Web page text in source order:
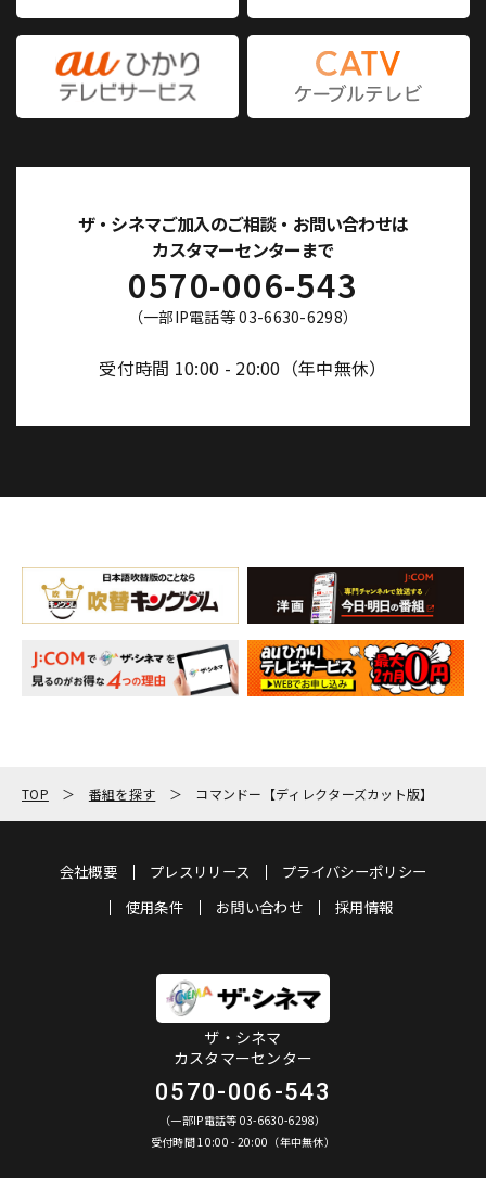
ザ・シネマご加入のご相談・お問い合わせは
カスタマーセンターまで
0570-006-543
（一部IP電話等 03-6630-6298）
受付時間 10:00 - 20:00（年中無休）
TOP 番組を探す コマンドー【ディレクターズカット版】
会社概要 プレスリリース
プライバシーポリシー
使用条件
お問い合わせ 採用情報
ザ・シネマ
カスタマーセンター
0570-006-543
（一部IP電話等 03-6630-6298）
受付時間 10:00 - 20:00（年中無休）